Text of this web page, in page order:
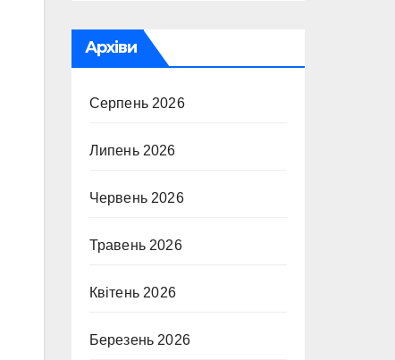
Архіви
Серпень 2026
Липень 2026
Червень 2026
Травень 2026
Квітень 2026
Березень 2026